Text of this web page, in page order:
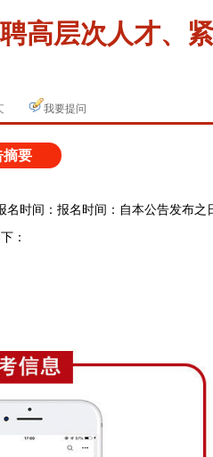
高层次人才、
我要提问
摘要
名时间： 报名时间：自本公告发布之
：